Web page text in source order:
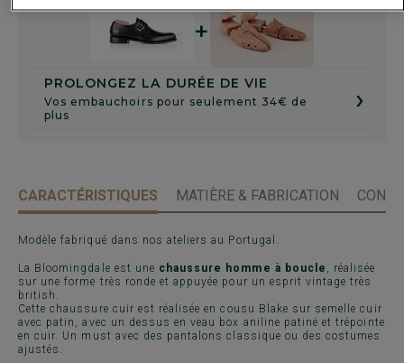
PROLONGEZ LA DURÉE DE VIE
Vos embauchoirs pour seulement 34€ de
plus
›
+
CARACTÉRISTIQUES MATIÈRE & FABRICATION
Modèle fabriqué dans nos ateliers au Portugal.
La Bloomingdale est une chaussure homme à boucle
, réalisée
sur une forme très ronde et appuyée pour un esprit vintage très
british.
Cette chaussure cuir est réalisée en cousu Blake sur semelle cuir
avec patin, avec un dessus en veau box aniline patiné et trépointe
en cuir. Un must avec des pantalons classique ou des costumes
ajustés.